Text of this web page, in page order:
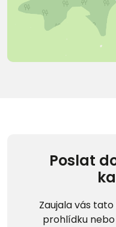
Poslat
Zaujala vás
prohlídku